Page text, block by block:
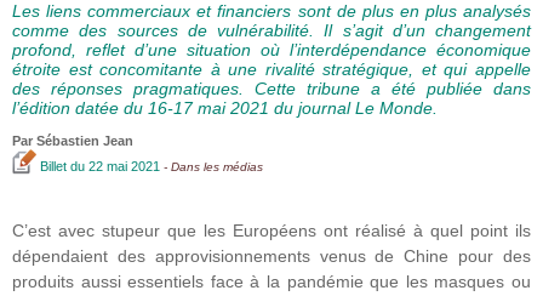
Les liens commerciaux et financiers sont de plus en plus analysés
comme des sources de vulnérabilité. Il s’agit d’un changement
profond, reflet d’une situation où l’interdépendance économique
étroite est concomitante à une rivalité stratégique, et qui appelle
des réponses pragmatiques. Cette tribune a été publiée dans
l’édition datée du 16-17 mai 2021 du journal Le Monde.
Par Sébastien Jean
Billet du 22 mai 2021 - Dans les médias
C’est avec stupeur que les Européens ont réalisé à quel point ils
dépendaient des approvisionnements venus de Chine pour des
produits aussi essentiels face à la pandémie que les masques ou